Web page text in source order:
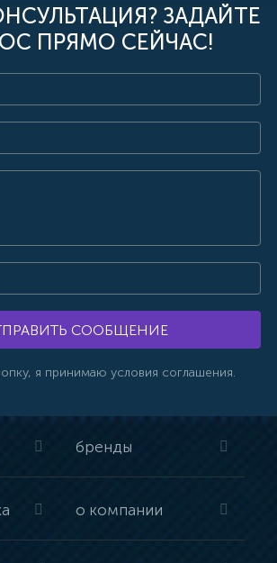
ЗАДАЙТЕ
ПРЯМО СЕЙЧАС!
СООБЩЕНИЕ
я принимаю условия соглашения.
бренды
о компании